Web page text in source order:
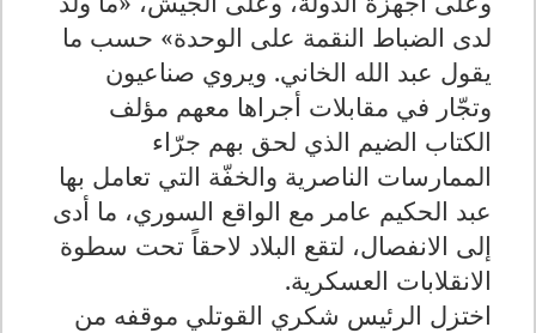
لدى الضباط النقمة على الوحدة» حسب ما
يقول عبد الله الخاني. ويروي صناعيون
وتجّار في مقابلات أجراها معهم مؤلف
الكتاب الضيم الذي لحق بهم جرّاء
الممارسات الناصرية والخفّة التي تعامل بها
عبد الحكيم عامر مع الواقع السوري، ما أدى
إلى الانفصال، لتقع البلاد لاحقاً تحت سطوة
الانقلابات العسكرية.
اختزل الرئيس شكري القوتلي موقفه من